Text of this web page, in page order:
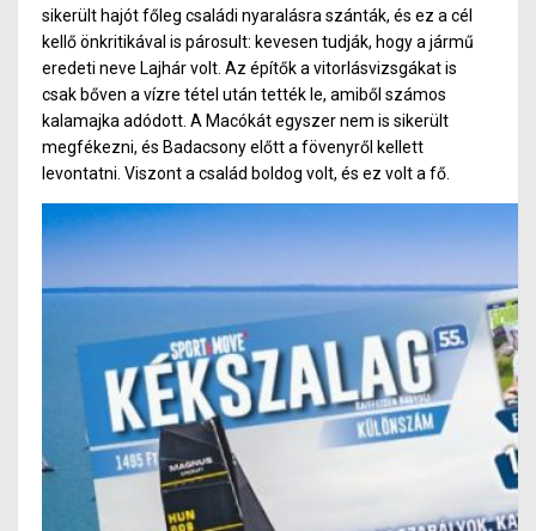
sikerült hajót főleg családi nyaralásra szánták, és ez a cél
kellő önkritikával is párosult: kevesen tudják, hogy a jármű
eredeti neve Lajhár volt. Az építők a vitorlásvizsgákat is
csak bőven a vízre tétel után tették le, amiből számos
kalamajka adódott. A Macókát egyszer nem is sikerült
megfékezni, és Badacsony előtt a fövenyről kellett
levontatni. Viszont a család boldog volt, és ez volt a fő.